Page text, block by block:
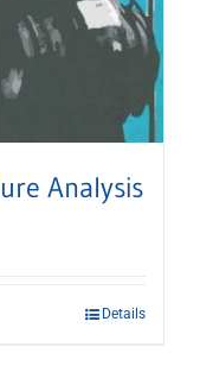
Analysis
Details